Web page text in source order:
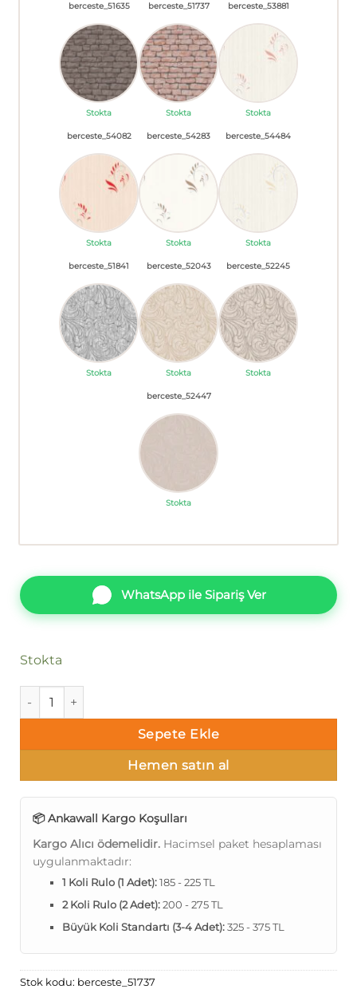
berceste_51635
Stokta
berceste_51737
Stokta
berceste_53881
Stokta
berceste_54082
Stokta
berceste_54283
Stokta
berceste_54484
Stokta
berceste_51841
Stokta
berceste_52043
Stokta
berceste_52245
Stokta
berceste_52447
Stokta
WhatsApp ile Sipariş Ver
Stokta
Ankawall Berceste-Taş 51737 Duvar Kağıdı adet
Sepete Ekle
Hemen satın al
📦 Ankawall Kargo Koşulları
Kargo Alıcı ödemelidir. Hacimsel paket hesaplaması
uygulanmaktadır:
1 Koli Rulo (1 Adet):185 - 225 TL
2 Koli Rulo (2 Adet):200 - 275 TL
Büyük Koli Standartı (3-4 Adet):325 - 375 TL
Stok kodu: berceste_51737